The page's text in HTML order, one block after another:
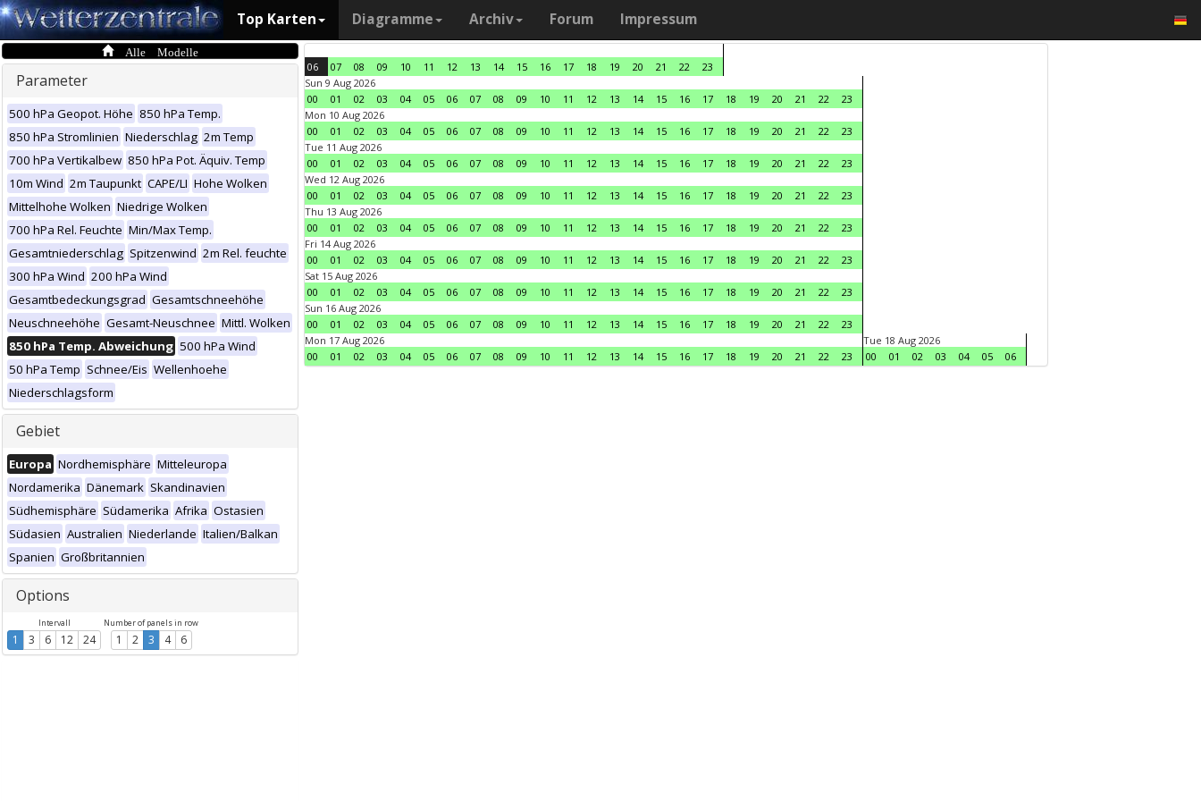
Top Karten Diagramme Archiv Forum Impressum
Alle Modelle
Parameter
500 hPa Geopot. Höhe 850 hPa Temp.
850 hPa Stromlinien Niederschlag 2m Temp
700 hPa Vertikalbew 850 hPa Pot. Äquiv. Temp
10m Wind 2m Taupunkt CAPE/LI Hohe Wolken
Mittelhohe Wolken Niedrige Wolken
700 hPa Rel. Feuchte Min/Max Temp.
Gesamtniederschlag Spitzenwind 2m Rel. feuchte
300 hPa Wind 200 hPa Wind
Gesamtbedeckungsgrad Gesamtschneehöhe
Neuschneehöhe Gesamt-Neuschnee Mittl. Wolken
850 hPa Temp. Abweichung 500 hPa Wind
50 hPa Temp Schnee/Eis Wellenhoehe
Niederschlagsform
Gebiet
Europa Nordhemisphäre Mitteleuropa
Nordamerika Dänemark Skandinavien
Südhemisphäre Südamerika Afrika Ostasien
Südasien Australien Niederlande Italien/Balkan
Spanien Großbritannien
Options
Intervall
1 3 6 12 24
Number of panels in row
1 2 3 4 6
06 07 08 09 10 11 12 13 14 15 16 17 18 19 20 21 22
23
Sun 9 Aug 2026
00
01 02 03 04 05 06 07 08 09 10 11 12 13 14 15 16 17 18 19 20 21 22
23
Mon 10 Aug 2026
00
01 02 03 04 05 06 07 08 09 10 11 12 13 14 15 16 17 18 19 20 21 22
23
Tue 11 Aug 2026
00
01 02 03 04 05 06 07 08 09 10 11 12 13 14 15 16 17 18 19 20 21 22
23
Wed 12 Aug 2026
00
01 02 03 04 05 06 07 08 09 10 11 12 13 14 15 16 17 18 19 20 21 22
23
Thu 13 Aug 2026
00
01 02 03 04 05 06 07 08 09 10 11 12 13 14 15 16 17 18 19 20 21 22
23
Fri 14 Aug 2026
00
01 02 03 04 05 06 07 08 09 10 11 12 13 14 15 16 17 18 19 20 21 22
23
Sat 15 Aug 2026
00
01 02 03 04 05 06 07 08 09 10 11 12 13 14 15 16 17 18 19 20 21 22
23
Sun 16 Aug 2026
00
01 02 03 04 05 06 07 08 09 10 11 12 13 14 15 16 17 18 19 20 21 22
23
Mon 17 Aug 2026
00
01 02 03 04 05 06 07 08 09 10 11 12 13 14 15 16 17 18 19 20 21 22 23
Tue 18 Aug 2026
00
01 02 03 04 05 06